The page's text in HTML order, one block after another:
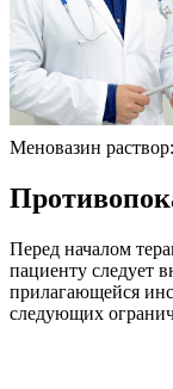
Меновазин
Перед началом
пациенту следует
прилагающейся
следующих